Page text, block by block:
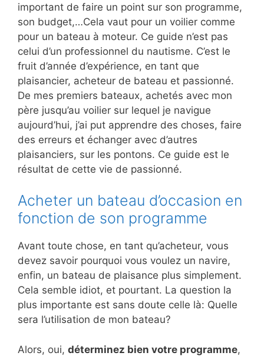
important de faire un point sur son programme,
son budget,…Cela vaut pour un voilier comme
pour un bateau à moteur. Ce guide n’est pas
celui d’un professionnel du nautisme. C’est le
fruit d’année d’expérience, en tant que
plaisancier, acheteur de bateau et passionné.
De mes premiers bateaux, achetés avec mon
père jusqu’au voilier sur lequel je navigue
aujourd’hui, j’ai put apprendre des choses, faire
des erreurs et échanger avec d’autres
plaisanciers, sur les pontons. Ce guide est le
résultat de cette vie de passionné.
Acheter un bateau d’occasion en
fonction de son programme
Avant toute chose, en tant qu’acheteur, vous
devez savoir pourquoi vous voulez un navire,
enfin, un bateau de plaisance plus simplement.
Cela semble idiot, et pourtant. La question la
plus importante est sans doute celle là: Quelle
sera l’utilisation de mon bateau?
Alors, oui, déterminez bien votre programme,